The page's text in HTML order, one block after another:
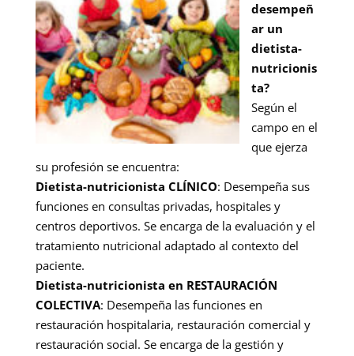
desempeñ
ar un
dietista-
nutricionis
ta?
Según el
campo en el
que ejerza
su profesión se encuentra:
Dietista-nutricionista CLÍNICO: Desempeña sus
funciones en consultas privadas, hospitales y
centros deportivos. Se encarga de la evaluación y el
tratamiento nutricional adaptado al contexto del
paciente.
Dietista-nutricionista en RESTAURACIÓN
COLECTIVA: Desempeña las funciones en
restauración hospitalaria, restauración comercial y
restauración social. Se encarga de la gestión y